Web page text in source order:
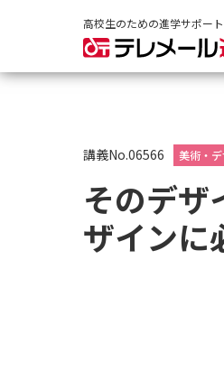
高校生のための進学サポー
講義No.06566 美術・
そのデ
ザインに